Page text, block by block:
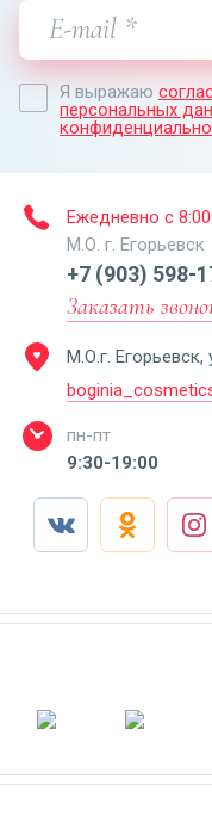
Я выражаю
персональных
Ежедневно с
М.О. г. Егорьевск
+7 (903) 598-
Заказать
М.О.г. Егорьевск,
пн-пт
9:30-19:00